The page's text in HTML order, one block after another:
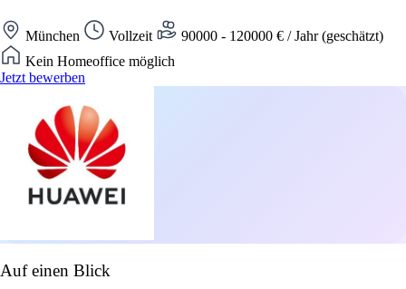
München Vollzeit
90000 - 120000 € / Jahr (geschätzt)
Kein Homeoffice möglich
Jetzt bewerben
Auf einen Blick